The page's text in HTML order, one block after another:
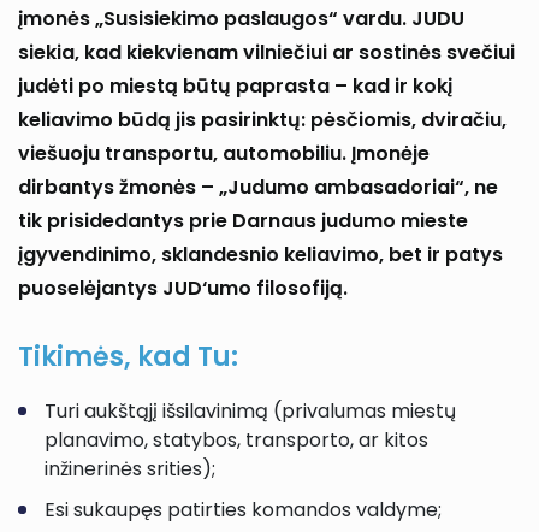
įmonės „Susisiekimo paslaugos“ vardu. JUDU
siekia, kad kiekvienam vilniečiui ar sostinės svečiui
judėti po miestą būtų paprasta – kad ir kokį
keliavimo būdą jis pasirinktų: pėsčiomis, dviračiu,
viešuoju transportu, automobiliu. Įmonėje
dirbantys žmonės – „Judumo ambasadoriai“, ne
tik prisidedantys prie Darnaus judumo mieste
įgyvendinimo, sklandesnio keliavimo, bet ir patys
puoselėjantys JUD‘umo filosofiją.
Tikimės, kad Tu:
Turi aukštąjį išsilavinimą (privalumas miestų
planavimo, statybos, transporto, ar kitos
inžinerinės srities);
Esi sukaupęs patirties komandos valdyme;